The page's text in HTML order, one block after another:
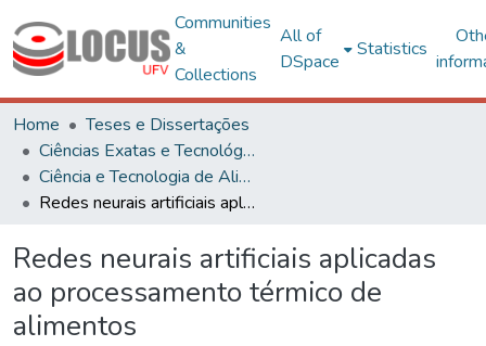
Communities
&
Collections
All of
DSpace
Statistics
Home
Teses e Dissertações
Ciências Exatas e Tecnológicas
Ciência e Tecnologia de Alimentos
Redes neurais artificiais aplicadas ao processamento térmico de alimentos
Redes neurais artificiais aplicadas
ao processamento térmico de
alimentos